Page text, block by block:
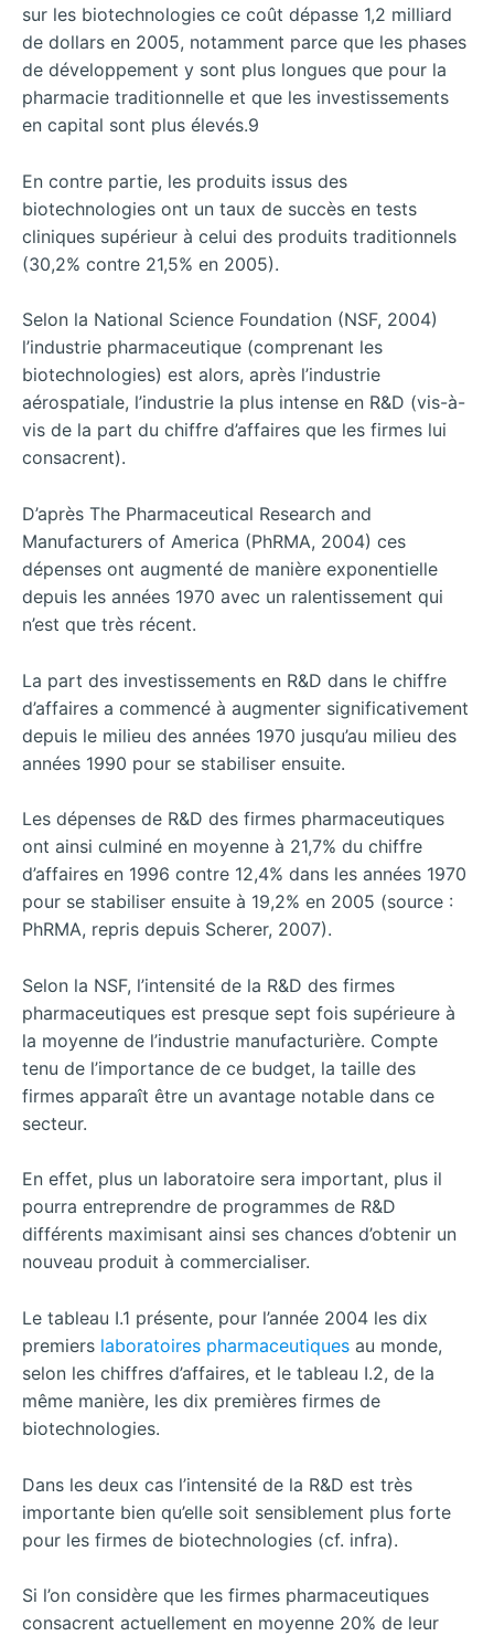
sur les biotechnologies ce coût dépasse 1,2 milliard
de dollars en 2005, notamment parce que les phases
de développement y sont plus longues que pour la
pharmacie traditionnelle et que les investissements
en capital sont plus élevés.9
En contre partie, les produits issus des
biotechnologies ont un taux de succès en tests
cliniques supérieur à celui des produits traditionnels
(30,2% contre 21,5% en 2005).
Selon la National Science Foundation (NSF, 2004)
l’industrie pharmaceutique (comprenant les
biotechnologies) est alors, après l’industrie
aérospatiale, l’industrie la plus intense en R&D (vis-à-
vis de la part du chiffre d’affaires que les firmes lui
consacrent).
D’après The Pharmaceutical Research and
Manufacturers of America (PhRMA, 2004) ces
dépenses ont augmenté de manière exponentielle
depuis les années 1970 avec un ralentissement qui
n’est que très récent.
La part des investissements en R&D dans le chiffre
d’affaires a commencé à augmenter significativement
depuis le milieu des années 1970 jusqu’au milieu des
années 1990 pour se stabiliser ensuite.
Les dépenses de R&D des firmes pharmaceutiques
ont ainsi culminé en moyenne à 21,7% du chiffre
d’affaires en 1996 contre 12,4% dans les années 1970
pour se stabiliser ensuite à 19,2% en 2005 (source :
PhRMA, repris depuis Scherer, 2007).
Selon la NSF, l’intensité de la R&D des firmes
pharmaceutiques est presque sept fois supérieure à
la moyenne de l’industrie manufacturière. Compte
tenu de l’importance de ce budget, la taille des
firmes apparaît être un avantage notable dans ce
secteur.
En effet, plus un laboratoire sera important, plus il
pourra entreprendre de programmes de R&D
différents maximisant ainsi ses chances d’obtenir un
nouveau produit à commercialiser.
Le tableau I.1 présente, pour l’année 2004 les dix
premiers laboratoires pharmaceutiques au monde,
selon les chiffres d’affaires, et le tableau I.2, de la
même manière, les dix premières firmes de
biotechnologies.
Dans les deux cas l’intensité de la R&D est très
importante bien qu’elle soit sensiblement plus forte
pour les firmes de biotechnologies (cf. infra).
Si l’on considère que les firmes pharmaceutiques
consacrent actuellement en moyenne 20% de leur